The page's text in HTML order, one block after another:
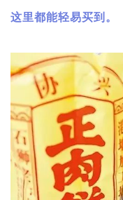
这里都能轻易买到。